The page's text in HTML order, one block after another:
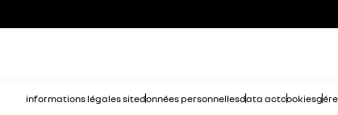
informations légales sitedonnées personnellesdata actcookies